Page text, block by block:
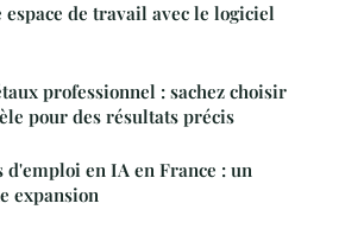
de travail avec le logiciel
: sachez choisir
pour des résultats précis
d'emploi en IA en France : un
expansion